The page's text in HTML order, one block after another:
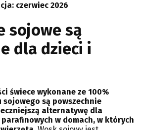
czerwiec 2026
sojowe są
dla dzieci i
świece wykonane ze 100%
są powszechnie
alternatywę dla
w domach, w których